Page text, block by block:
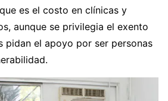
es el costo en clínicas y
aunque se privilegia el exento
pidan el apoyo por ser personas